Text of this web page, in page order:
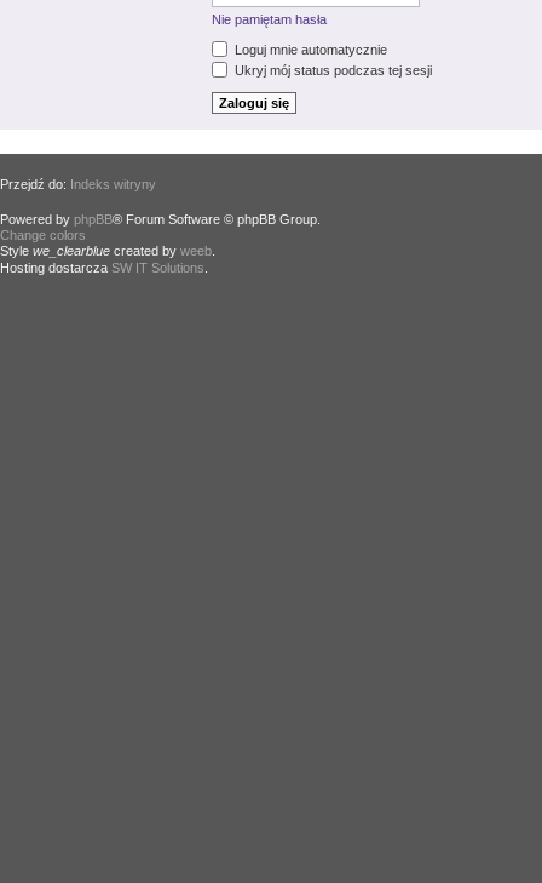
Nie pamiętam hasła
Loguj mnie automatycznie
Ukryj mój status podczas tej sesji
Przejdź do: Indeks witryny
Powered by phpBB® Forum Software © phpBB Group.
Change colors
Style we_clearblue created by weeb
Hosting dostarcza SW IT Solutions